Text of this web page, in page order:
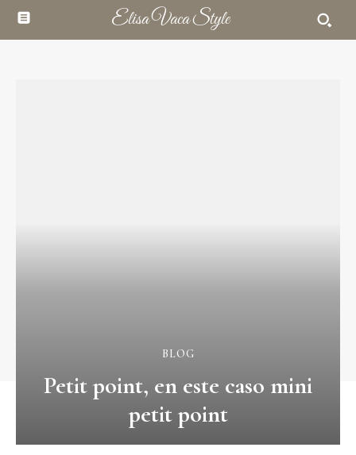
Elisa Vaca Style
BLOG
Petit point, en este caso mini
petit point